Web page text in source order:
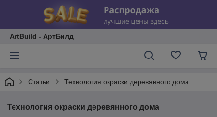
ArtBuild - АртБилд
Статьи Технология окраски деревянного дома
Технология окраски деревянного дома